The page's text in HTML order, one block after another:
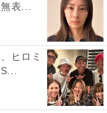
表...
ヒロミ